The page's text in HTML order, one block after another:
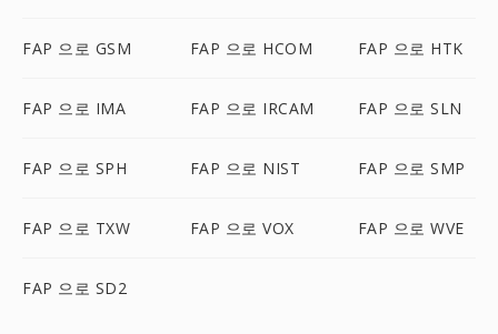
FAP 으로 GSM FAP 으로 HCOM FAP 으로 HTK
FAP 으로 IMA FAP 으로 IRCAM FAP 으로 SLN
FAP 으로 SPH FAP 으로 NIST FAP 으로 SMP
FAP 으로 TXW FAP 으로 VOX FAP 으로 WVE
FAP 으로 SD2